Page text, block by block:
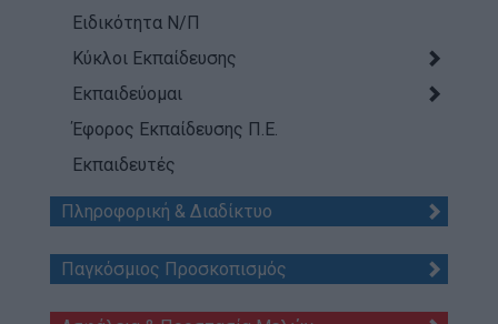
#HeForShe
Πώς να συμμετέχετε
Βρείτε μας
Νέα & Blog
Blog
Επικοινωνία
Media Center
Ειδικότητα Ν/Π
Κύκλοι Εκπαίδευσης
Εκπαιδεύομαι
Έφορος Εκπαίδευσης Π.Ε.
Εκπαιδευτές
Πληροφορική & Διαδίκτυο
Παγκόσμιος Προσκοπισμός